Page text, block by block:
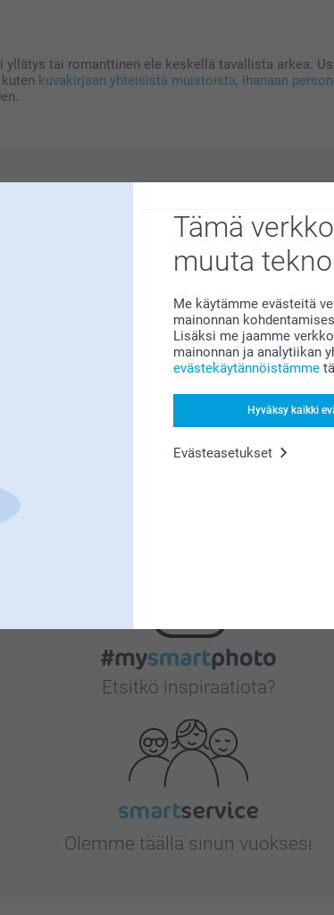
Tämä
muuta
Me käytämme evästeitä
mainonnan
Lisäksi me jaamme
mainonnan ja analytiikan
evästekäytännöistämme
Hyväksy kaikki
Evästeasetukset
tai romanttinen ele keskellä tavallista arkea.
kuvakirjaan yhteisistä muistoista, ihanaan
smartphoto?
Tyytyväisyystakuu
Etsitkö inspiraatiota?
Olemme täällä sinun vuoksesi